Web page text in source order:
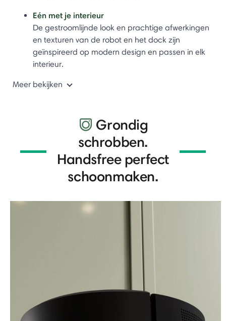
Eén met je interieur
De gestroomlijnde look en prachtige afwerkingen
en texturen van de robot en het dock zijn
geïnspireerd op modern design en passen in elk
interieur.
Meer bekijken
Grondig
schrobben.
Handsfree perfect
schoonmaken.